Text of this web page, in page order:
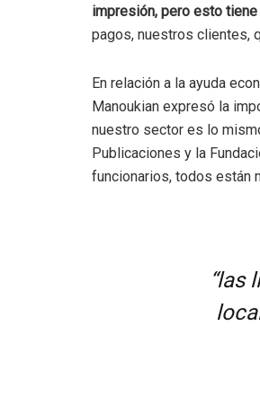
impresión, pero esto
pagos, nuestros clientes,
En relación a la ayuda
Manoukian expresó la
nuestro sector es lo
Publicaciones y la
funcionarios, todos están
“las